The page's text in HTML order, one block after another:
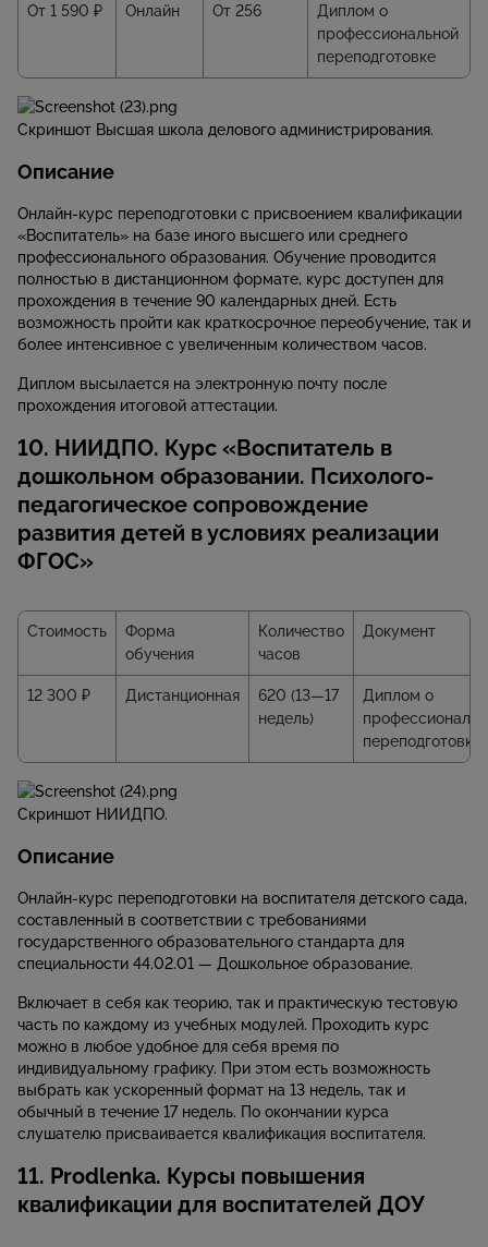
От 1 590 ₽ Онлайн От 256
Диплом о
профессиональной
переподготовке
Скриншот Высшая школа делового администрирования.
Описание
Онлайн-курс переподготовки с присвоением квалификации
«Воспитатель» на базе иного высшего или среднего
профессионального образования. Обучение проводится
полностью в дистанционном формате, курс доступен для
прохождения в течение 90 календарных дней. Есть
возможность пройти как краткосрочное переобучение, так и
более интенсивное с увеличенным количеством часов.
Диплом высылается на электронную почту после
прохождения итоговой аттестации.
10. НИИДПО. Курс «Воспитатель в
дошкольном образовании. Психолого-
педагогическое сопровождение
развития детей в условиях реализации
ФГОС»
Стоимость
Форма
обучения
Количество
часов
Документ
12 300 ₽ Дистанционная
620 (13—17
недель)
Диплом о
переподготовке
Скриншот НИИДПО.
Описание
Онлайн-курс переподготовки на воспитателя детского сада,
составленный в соответствии с требованиями
государственного образовательного стандарта для
специальности 44.02.01 — Дошкольное образование.
Включает в себя как теорию, так и практическую тестовую
часть по каждому из учебных модулей. Проходить курс
можно в любое удобное для себя время по
индивидуальному графику. При этом есть возможность
выбрать как ускоренный формат на 13 недель, так и
обычный в течение 17 недель. По окончании курса
слушателю присваивается квалификация воспитателя.
11. Prodlenka. Курсы повышения
квалификации для воспитателей ДОУ